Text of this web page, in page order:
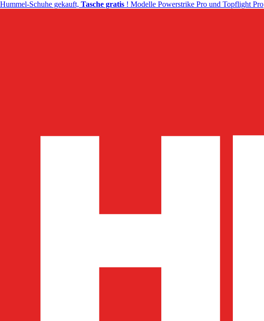
Hummel-Schuhe gekauft, Tasche gratis ! Modelle Powerstrike Pro und Topflight Pro